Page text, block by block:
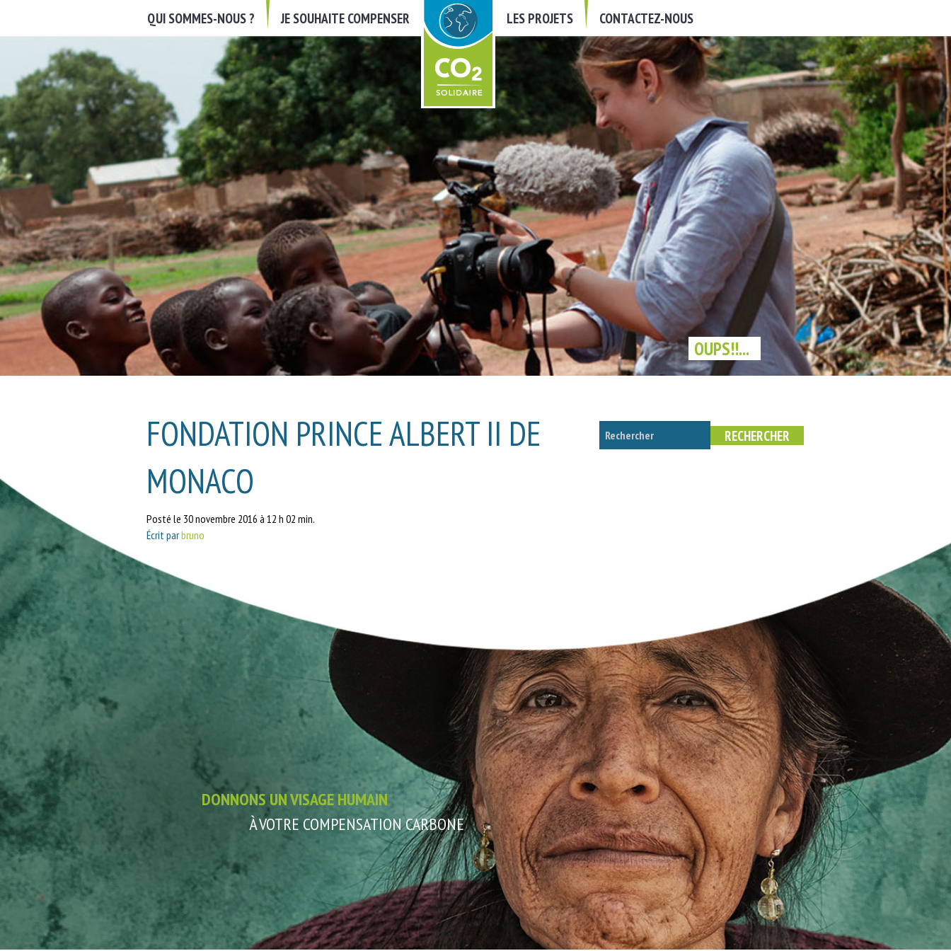
QUI SOMMES-NOUS ? JE SOUHAITE COMPENSER LES PROJETS CONTACTEZ-NOUS
OUPS!!...
FONDATION PRINCE ALBERT II DE
MONACO
Posté le 30 novembre 2016 à 12 h 02 min.
Écrit parbruno
DONNONS UN VISAGE HUMAIN
À VOTRE COMPENSATION CARBONE